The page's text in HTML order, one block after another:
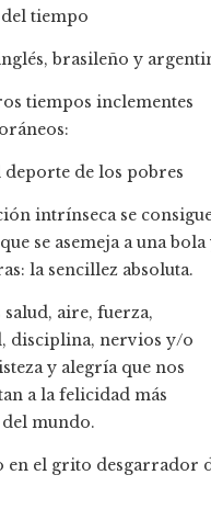
tiempo
brasileño y
tiempos inclementes
deporte de los pobres
intrínseca se
se asemeja a una bola
la sencillez absoluta.
salud, aire, fuerza,
disciplina, nervios y/o
y alegría que nos
a la felicidad más
mundo.
en el grito desgarrador